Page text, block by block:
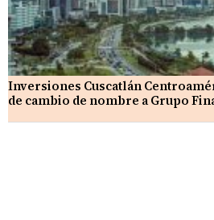
Inversiones Cuscatlán
de cambio de nombre a Grupo